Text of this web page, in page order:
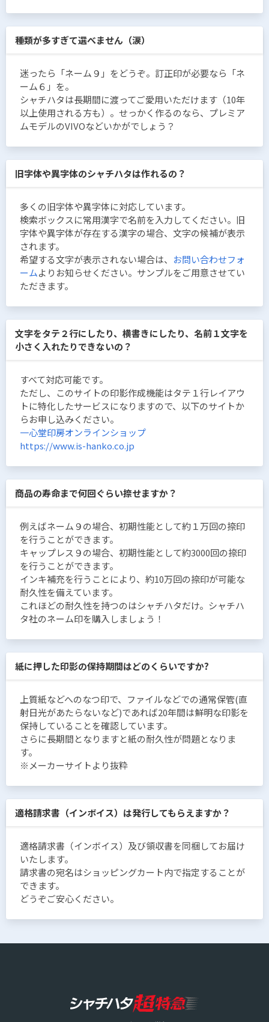
種類が多すぎて選べません（涙）
迷ったら「ネーム９」をどうぞ。訂正印が必要なら「ネ
ーム６」を。
シャチハタは長期間に渡ってご愛用いただけます（10年
以上使用される方も）。せっかく作るのなら、プレミア
ムモデルのVIVOなどいかがでしょう？
旧字体や異字体のシャチハタは作れるの？
多くの旧字体や異字体に対応しています。
検索ボックスに常用漢字で名前を入力してください。旧
字体や異字体が存在する漢字の場合、文字の候補が表示
されます。
希望する文字が表示されない場合は、 お問い合わせフォ
ームよりお知らせください。サンプルをご用意させてい
ただきます。
文字をタテ２行にしたり、横書きにしたり、名前１文字を
小さく入れたりできないの？
すべて対応可能です。
ただし、このサイトの印影作成機能はタテ１行レイアウ
トに特化したサービスになりますので、以下のサイトか
らお申し込みください。
一心堂印房オンラインショップ
https://www.is-hanko.co.jp
商品の寿命まで何回ぐらい捺せますか？
例えばネーム９の場合、初期性能として約１万回の捺印
を行うことができます。
キャップレス９の場合、初期性能として約3000回の捺印
を行うことができます。
インキ補充を行うことにより、約10万回の捺印が可能な
耐久性を備えています。
これほどの耐久性を持つのはシャチハタだけ。シャチハ
タ社のネーム印を購入しましょう！
紙に押した印影の保持期間はどのくらいですか?
上質紙などへのなつ印で、ファイルなどでの通常保管(直
射日光があたらないなど)であれば20年間は鮮明な印影を
保持していることを確認しています。
さらに長期間となりますと紙の耐久性が問題となりま
す。
※メーカーサイトより抜粋
適格請求書（インボイス）は発行してもらえますか？
適格請求書（インボイス）及び領収書を同梱してお届け
いたします。
請求書の宛名はショッピングカート内で指定することが
できます。
どうぞご安心ください。